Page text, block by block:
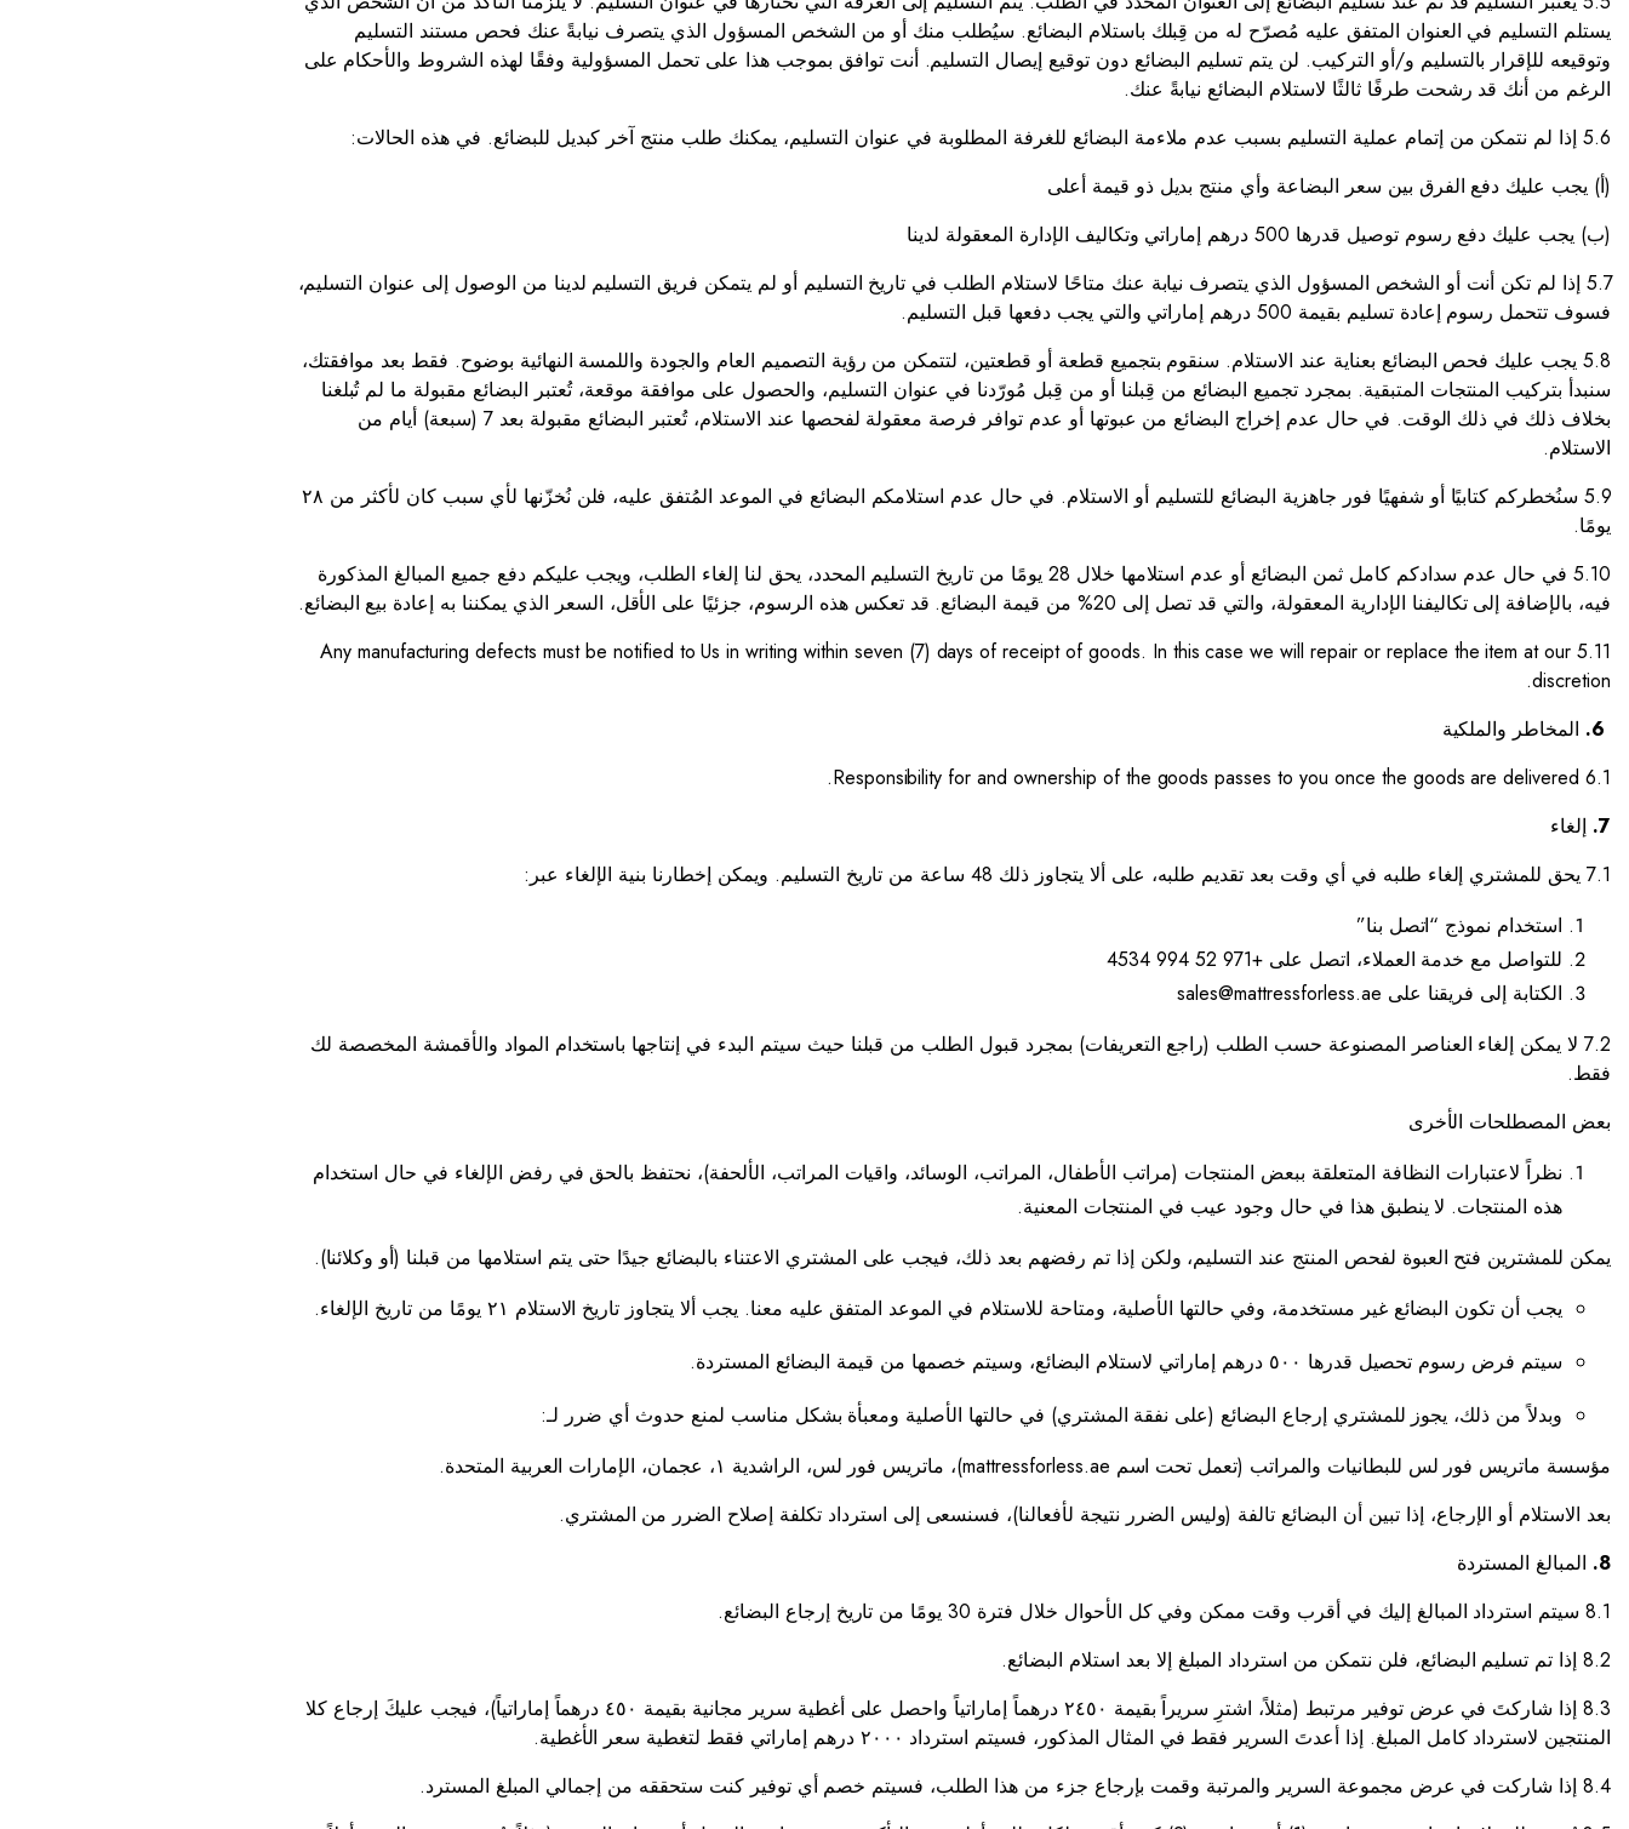
يستلم التسليم في العنوان المتفق عليه مُصرّح له من قِبلك باستلام البضائع. سيُطلب منك أو من الشخص المسؤول الذي يتصرف نيابةً عنك فحص مستند التسليم
وتوقيعه للإقرار بالتسليم و/أو التركيب. لن يتم تسليم البضائع دون توقيع إيصال التسليم. أنت توافق بموجب هذا على تحمل المسؤولية وفقًا لهذه الشروط والأحكام على
الرغم من أنك قد رشحت طرفًا ثالثًا لاستلام البضائع نيابةً عنك.
5.6 إذا لم نتمكن من إتمام عملية التسليم بسبب عدم ملاءمة البضائع للغرفة المطلوبة في عنوان التسليم، يمكنك طلب منتج آخر كبديل للبضائع. في هذه الحالات:
(أ) يجب عليك دفع الفرق بين سعر البضاعة وأي منتج بديل ذو قيمة أعلى
(ب) يجب عليك دفع رسوم توصيل قدرها 500 درهم إماراتي وتكاليف الإدارة المعقولة لدينا
5.7 إذا لم تكن أنت أو الشخص المسؤول الذي يتصرف نيابة عنك متاحًا لاستلام الطلب في تاريخ التسليم أو لم يتمكن فريق التسليم لدينا من الوصول إلى عنوان التسليم،
فسوف تتحمل رسوم إعادة تسليم بقيمة 500 درهم إماراتي والتي يجب دفعها قبل التسليم.
5.8 يجب عليك فحص البضائع بعناية عند الاستلام. سنقوم بتجميع قطعة أو قطعتين، لتتمكن من رؤية التصميم العام والجودة واللمسة النهائية بوضوح. فقط بعد موافقتك،
سنبدأ بتركيب المنتجات المتبقية. بمجرد تجميع البضائع من قِبلنا أو من قِبل مُورّدنا في عنوان التسليم، والحصول على موافقة موقعة، تُعتبر البضائع مقبولة ما لم تُبلغنا
بخلاف ذلك في ذلك الوقت. في حال عدم إخراج البضائع من عبوتها أو عدم توافر فرصة معقولة لفحصها عند الاستلام، تُعتبر البضائع مقبولة بعد 7 (سبعة) أيام من
الاستلام.
5.9 سنُخطركم كتابيًا أو شفهيًا فور جاهزية البضائع للتسليم أو الاستلام. في حال عدم استلامكم البضائع في الموعد المُتفق عليه، فلن نُخزّنها لأي سبب كان لأكثر من ٢٨
يومًا.
5.10 في حال عدم سدادكم كامل ثمن البضائع أو عدم استلامها خلال 28 يومًا من تاريخ التسليم المحدد، يحق لنا إلغاء الطلب، ويجب عليكم دفع جميع المبالغ المذكورة
فيه، بالإضافة إلى تكاليفنا الإدارية المعقولة، والتي قد تصل إلى 20% من قيمة البضائع. قد تعكس هذه الرسوم، جزئيًا على الأقل، السعر الذي يمكننا به إعادة بيع البضائع.
5.11 Any manufacturing defects must be notified to Us in writing within seven (7) days of receipt of goods. In this case we will repair or replace the item at our
discretion.
6. المخاطر والملكية
6.1 Responsibility for and ownership of the goods passes to you once the goods are delivered.
7. إلغاء
7.1 يحق للمشتري إلغاء طلبه في أي وقت بعد تقديم طلبه، على ألا يتجاوز ذلك 48 ساعة من تاريخ التسليم. ويمكن إخطارنا بنية الإلغاء عبر:
استخدام نموذج “اتصل بنا”
للتواصل مع خدمة العملاء، اتصل على +971 52 994 4534
الكتابة إلى فريقنا على sales@mattressforless.ae
7.2 لا يمكن إلغاء العناصر المصنوعة حسب الطلب (راجع التعريفات) بمجرد قبول الطلب من قبلنا حيث سيتم البدء في إنتاجها باستخدام المواد والأقمشة المخصصة لك
فقط.
بعض المصطلحات الأخرى
نظراً لاعتبارات النظافة المتعلقة ببعض المنتجات (مراتب الأطفال، المراتب، الوسائد، واقيات المراتب، الألحفة)، نحتفظ بالحق في رفض الإلغاء في حال استخدام
هذه المنتجات. لا ينطبق هذا في حال وجود عيب في المنتجات المعنية.
يمكن للمشترين فتح العبوة لفحص المنتج عند التسليم، ولكن إذا تم رفضهم بعد ذلك، فيجب على المشتري الاعتناء بالبضائع جيدًا حتى يتم استلامها من قبلنا (أو وكلائنا).
يجب أن تكون البضائع غير مستخدمة، وفي حالتها الأصلية، ومتاحة للاستلام في الموعد المتفق عليه معنا. يجب ألا يتجاوز تاريخ الاستلام ٢١ يومًا من تاريخ الإلغاء.
سيتم فرض رسوم تحصيل قدرها ٥٠٠ درهم إماراتي لاستلام البضائع، وسيتم خصمها من قيمة البضائع المستردة.
وبدلاً من ذلك، يجوز للمشتري إرجاع البضائع (على نفقة المشتري) في حالتها الأصلية ومعبأة بشكل مناسب لمنع حدوث أي ضرر لـ:
مؤسسة ماتريس فور لس للبطانيات والمراتب (تعمل تحت اسم mattressforless.ae)، ماتريس فور لس، الراشدية ١، عجمان، الإمارات العربية المتحدة.
بعد الاستلام أو الإرجاع، إذا تبين أن البضائع تالفة (وليس الضرر نتيجة لأفعالنا)، فسنسعى إلى استرداد تكلفة إصلاح الضرر من المشتري.
8. المبالغ المستردة
8.1 سيتم استرداد المبالغ إليك في أقرب وقت ممكن وفي كل الأحوال خلال فترة 30 يومًا من تاريخ إرجاع البضائع.
8.2 إذا تم تسليم البضائع، فلن نتمكن من استرداد المبلغ إلا بعد استلام البضائع.
8.3 إذا شاركتَ في عرض توفير مرتبط (مثلاً، اشترِ سريراً بقيمة ٢٤٥٠ درهماً إماراتياً واحصل على أغطية سرير مجانية بقيمة ٤٥٠ درهماً إماراتياً)، فيجب عليكَ إرجاع كلا
المنتجين لاسترداد كامل المبلغ. إذا أعدتَ السرير فقط في المثال المذكور، فسيتم استرداد ٢٠٠٠ درهم إماراتي فقط لتغطية سعر الأغطية.
8.4 إذا شاركت في عرض مجموعة السرير والمرتبة وقمت بإرجاع جزء من هذا الطلب، فسيتم خصم أي توفير كنت ستحققه من إجمالي المبلغ المسترد.